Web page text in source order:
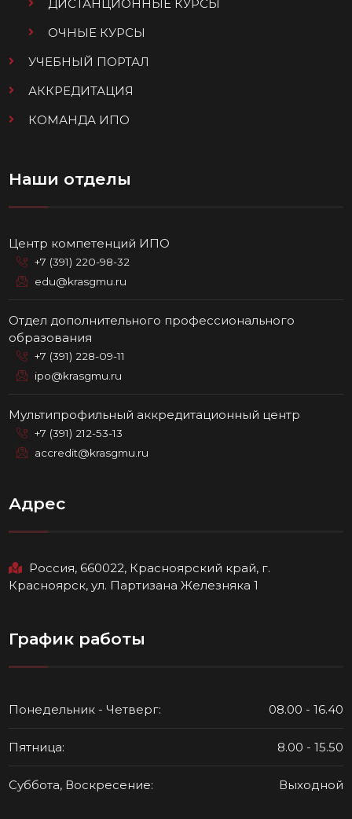
ДИСТАНЦИОННЫЕ КУРСЫ
ОЧНЫЕ КУРСЫ
УЧЕБНЫЙ ПОРТАЛ
АККРЕДИТАЦИЯ
КОМАНДА ИПО
Наши отделы
Центр компетенций ИПО
+7 (391) 220-98-32
edu@krasgmu.ru
Отдел дополнительного профессионального
образования
+7 (391) 228-09-11
ipo@krasgmu.ru
Мультипрофильный аккредитационный центр
+7 (391) 212-53-13
accredit@krasgmu.ru
Адрес
Россия, 660022, Красноярский край, г.
Красноярск, ул. Партизана Железняка 1
График работы
Понедельник - Четверг: 08.00 - 16.40
Пятница: 8.00 - 15.50
Суббота, Воскресение: Выходной